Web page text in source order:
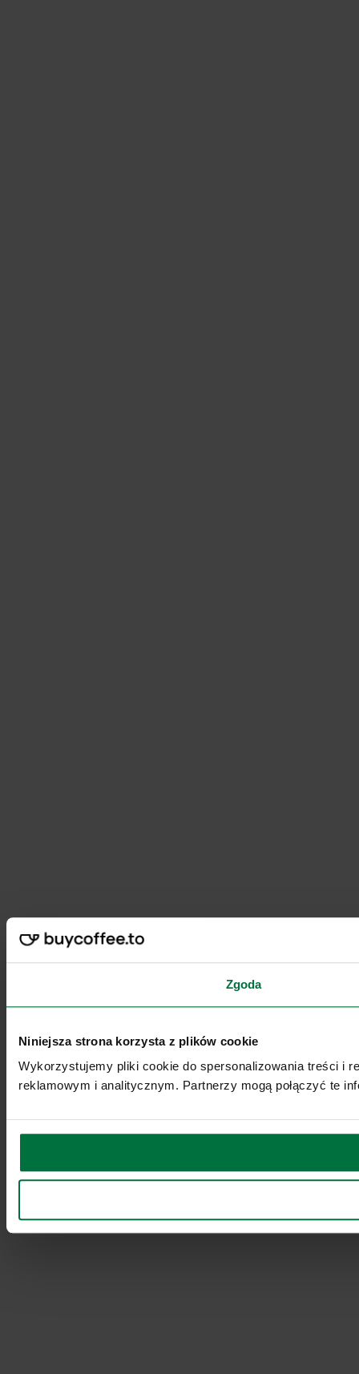
Zgoda
Niniejsza strona korzysta z plików cookie
Wykorzystujemy pliki cookie do spersonalizowania treści i
reklamowym i analitycznym. Partnerzy mogą połączyć te